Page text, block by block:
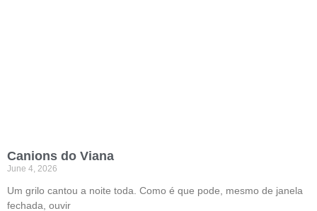
Canions do Viana
June 4, 2026
Um grilo cantou a noite toda. Como é que pode, mesmo de janela
fechada, ouvir